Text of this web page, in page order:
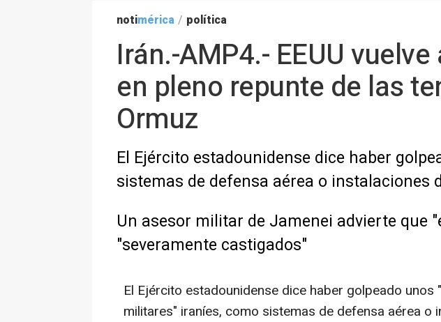
notimérica / política
Irán.-AMP4.- EEUU
en pleno repunte de las
Ormuz
El Ejército estadounidense dice haber
sistemas de defensa aérea o instalaciones
Un asesor militar de Jamenei advierte que
"severamente castigados"
El Ejército estadounidense dice haber golpeado unos
militares" iraníes, como sistemas de defensa aérea o